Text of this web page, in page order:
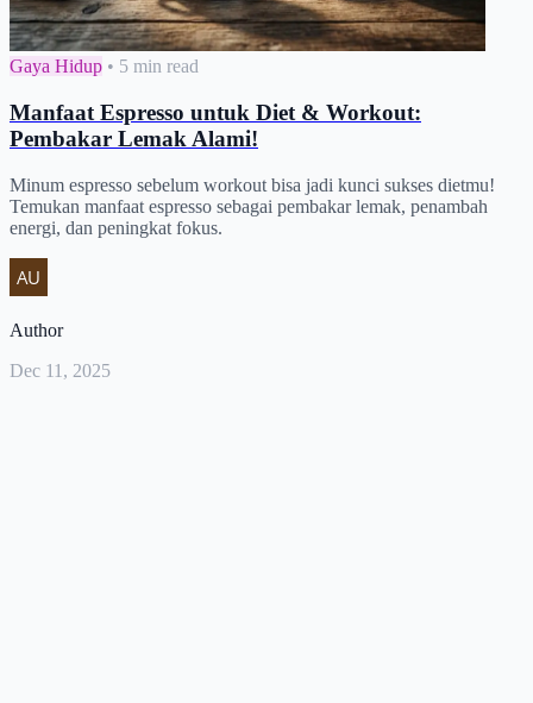
Gaya Hidup • 5 min read
Manfaat Espresso untuk Diet & Workout:
Pembakar Lemak Alami!
Minum espresso sebelum workout bisa jadi kunci sukses dietmu!
Temukan manfaat espresso sebagai pembakar lemak, penambah
energi, dan peningkat fokus.
Author
Dec 11, 2025